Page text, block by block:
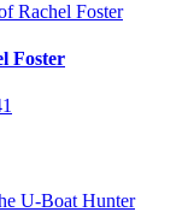
Foster